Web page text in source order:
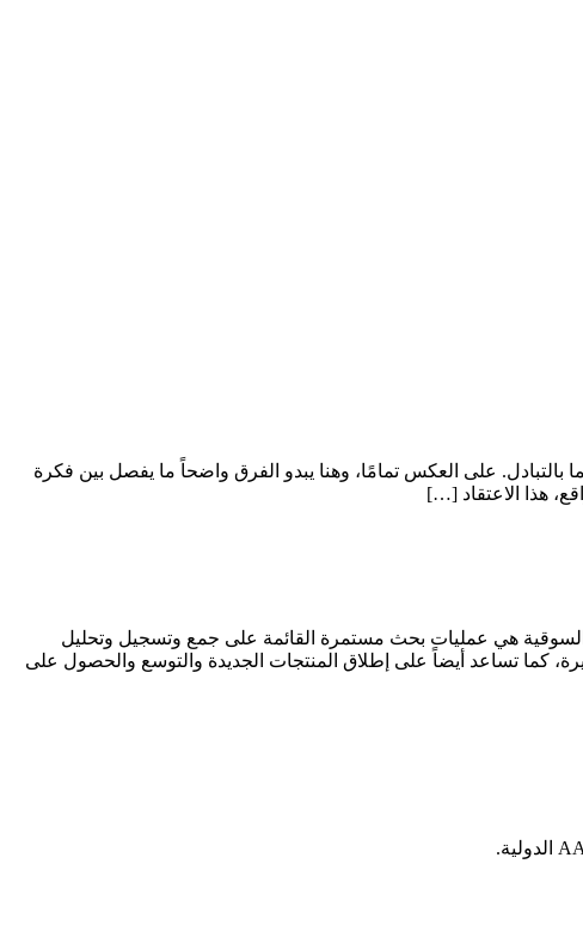
على العكس تمامًا، وهنا يبدو الفرق واضحاً ما يفصل بين فكرة
هذا الاعتقاد […]
الأمريكي. أبحاث السوق أو البحوث السوقية هي عمليات بحث مستمرة القائمة على جمع وتسجيل وتحليل
كما تساعد أيضاً على إطلاق المنتجات الجديدة والتوسع والحصول على